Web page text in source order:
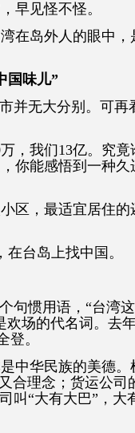
早见怪不怪。
在岛外人的眼中，
国味儿”
并无大分别。可再
，我们13亿。究竟
你能感悟到一种久
区，最适宜居住的
台岛上找中国。
句惯用语，“台湾
场的代名词。去
。
中华民族的美德。
合理念；货运公司
叫“大有大巴”，大